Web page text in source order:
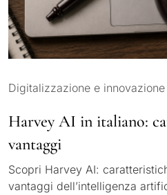
Digitalizzazione e innovazione
Harvey AI in italiano:
vantaggi
Scopri Harvey AI:
vantaggi dell’intelligenza